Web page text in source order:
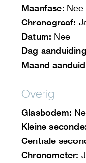
Maanfase: Nee
Chronograaf:
Datum: Nee
Dag
Maand
Overig
Glasbodem:
Kleine seconde:
Centrale
Chronometer: